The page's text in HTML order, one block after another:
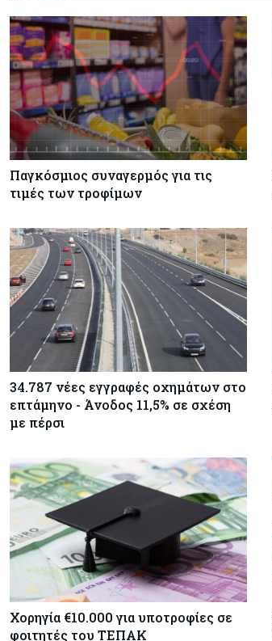
Παγκόσμιος συναγερμός για τις
τιμές των τροφίμων
34.787 νέες εγγραφές οχημάτων στο
επτάμηνο - Άνοδος 11,5% σε σχέση
με πέρσι
Χορηγία €10.000 για υποτροφίες σε
φοιτητές του ΤΕΠΑΚ